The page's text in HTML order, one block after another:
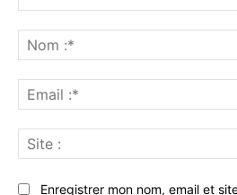
Enregistrer mon nom, email et